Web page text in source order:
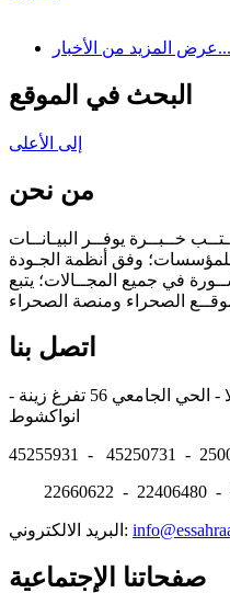
عرض المزيد من الأخبار...
البحث في الموقع
إلى الأعلى
من نحن
خــبــرة يوفــر البيـانــات
للمؤسسات؛ وفق أنظمة الجـودة
في جميع المجــالات؛ يتبع
اتصل بنا
المقر: شارع نيلسون مانيدلا - الحي الجامعي 56 تفرغ زينة -
22660622 - 22406480 -
البريد الالكتروني:
صفحاتنا الإجتماعية